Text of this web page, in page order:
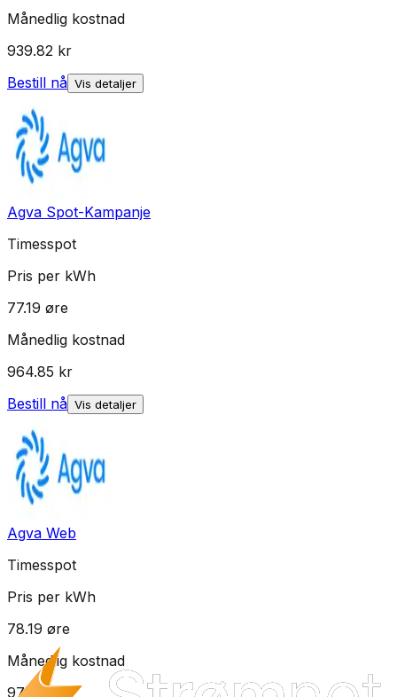
Månedlig kostnad
939.82 kr
Bestill nå Vis detaljer
Agva Spot-Kampanje
Timesspot
Pris per kWh
77.19 øre
Månedlig kostnad
964.85 kr
Bestill nå Vis detaljer
Agva Web
Timesspot
Pris per kWh
78.19 øre
Månedlig kostnad
977.35kr